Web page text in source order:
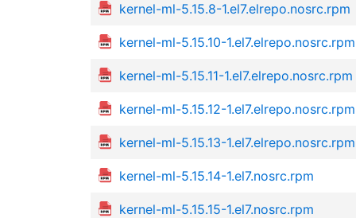
kernel-ml-5.15.8-1.el7.elrepo.nosrc.rpm
kernel-ml-5.15.10-1.el7.elrepo.nosrc.rpm
kernel-ml-5.15.11-1.el7.elrepo.nosrc.rpm
kernel-ml-5.15.12-1.el7.elrepo.nosrc.rpm
kernel-ml-5.15.13-1.el7.elrepo.nosrc.rpm
kernel-ml-5.15.14-1.el7.nosrc.rpm
kernel-ml-5.15.15-1.el7.nosrc.rpm